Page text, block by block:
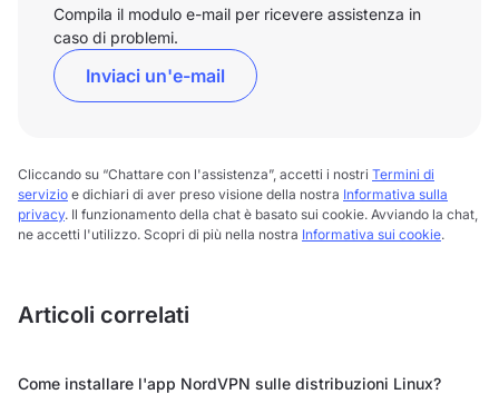
Compila il modulo e-mail per ricevere assistenza in
caso di problemi.
Inviaci un'e-mail
Cliccando su “Chattare con l'assistenza”, accetti i nostri Termini di
servizio e dichiari di aver preso visione della nostra Informativa sulla
privacy. Il funzionamento della chat è basato sui cookie. Avviando la chat,
ne accetti l'utilizzo. Scopri di più nella nostra Informativa sui cookie.
Articoli correlati
Come installare l'app NordVPN sulle distribuzioni Linux?